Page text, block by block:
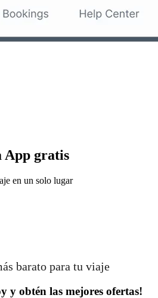
App gratis
en un solo lugar
barato para tu viaje
y obtén las mejores ofertas!